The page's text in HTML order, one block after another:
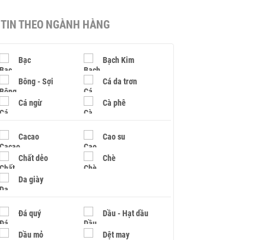
TIN THEO NGÀNH HÀNG
Bạc Bạch Kim
Bông - Sợi Cá da trơn
Cá ngừ Cà phê
Cacao Cao su
Chất dẻo Chè
Da giày
Đá quý Dầu - Hạt dầu
Dầu mỏ Dệt may